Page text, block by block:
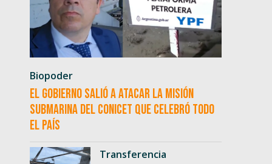
Biopoder
El Gobierno salió a atacar la misión
submarina del CONICET que celebró todo
el país
Transferencia